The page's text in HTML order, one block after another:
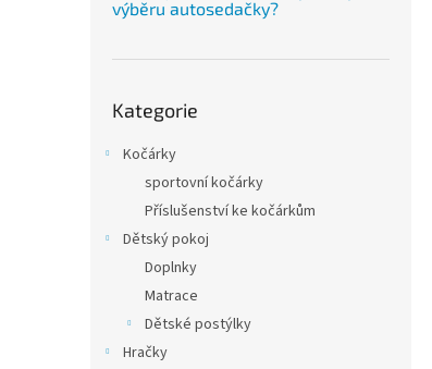
výběru autosedačky?
kategorie
Kategorie
Kočárky
sportovní kočárky
Příslušenství ke kočárkům
Dětský pokoj
Doplnky
Matrace
Dětské postýlky
Hračky